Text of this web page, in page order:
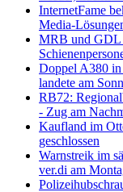
InternetFame
Media-
MRB und GDL
Doppel A380
landete am
RB72:
- Zug am
Kaufland im
geschlossen
Warnstreik im
ver.di am